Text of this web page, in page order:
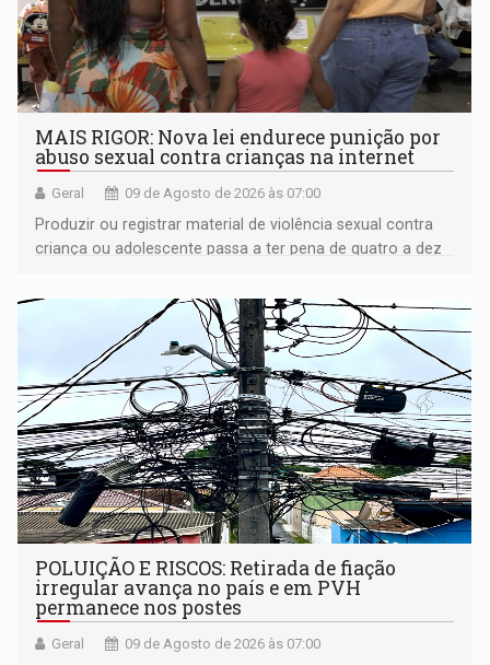
MAIS RIGOR: Nova lei endurece punição por
abuso sexual contra crianças na internet
Geral 09 de Agosto de 2026 às 07:00
Produzir ou registrar material de violência sexual contra
criança ou adolescente passa a ter pena de quatro a dez
POLUIÇÃO E RISCOS: Retirada de fiação
irregular avança no país e em PVH
permanece nos postes
Geral 09 de Agosto de 2026 às 07:00